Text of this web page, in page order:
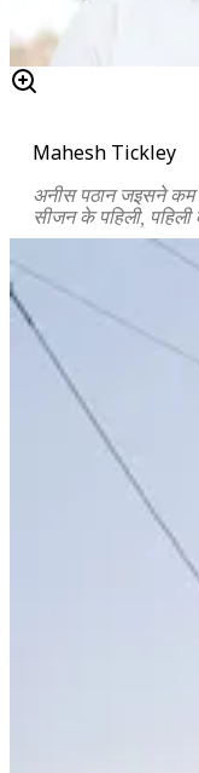
Mahesh Tickley
अनीस पठान जइसने कम
सीजन के पहिली,